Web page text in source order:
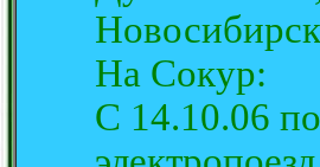
На Сокур:
С 14.10.06